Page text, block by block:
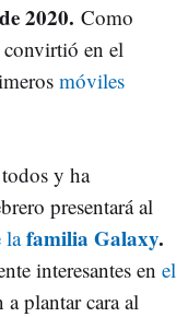
2020. Como
en el
móviles
y ha
presentará al
lafamilia Galaxy.
interesantes en el
a plantar cara al